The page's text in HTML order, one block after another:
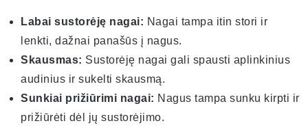
Labai sustorėję nagai: Nagai tampa itin stori ir
lenkti, dažnai panašūs į nagus.
Skausmas: Sustorėję nagai gali spausti aplinkinius
audinius ir sukelti skausmą.
Sunkiai prižiūrimi nagai: Nagus tampa sunku kirpti ir
prižiūrėti dėl jų sustorėjimo.